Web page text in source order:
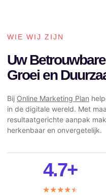
WIE WIJ ZIJN
Uw
Groei en
Bij Online Marketing Plan
in de digitale wereld. Met
resultaatgerichte aanpak
herkenbaar en onvergetelijk.
4.7+
★★★★★